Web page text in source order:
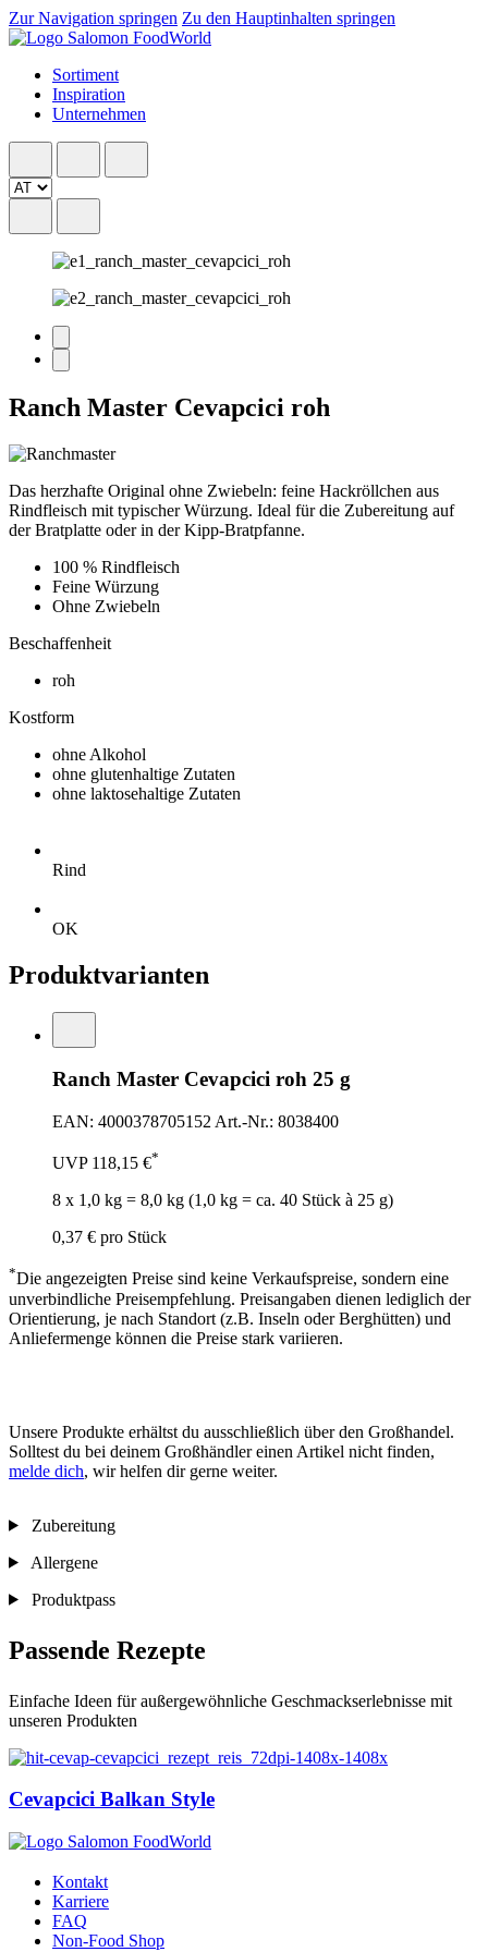
Zur Navigation springen Zu den Hauptinhalten springen
Sortiment
Inspiration
Unternehmen
Ranch Master Cevapcici roh
Das herzhafte Original ohne Zwiebeln: feine Hackröllchen aus
Rindfleisch mit typischer Würzung. Ideal für die Zubereitung auf
der Bratplatte oder in der Kipp-Bratpfanne.
100 % Rindfleisch
Feine Würzung
Ohne Zwiebeln
Beschaffenheit
roh
Kostform
ohne Alkohol
ohne glutenhaltige Zutaten
ohne laktosehaltige Zutaten
Rind
OK
Produktvarianten
Ranch Master Cevapcici roh 25 g
EAN: 4000378705152 Art.-Nr.: 8038400
UVP 118,15 €*
8 x 1,0 kg = 8,0 kg (1,0 kg = ca. 40 Stück à 25 g)
0,37 € pro Stück
*Die angezeigten Preise sind keine Verkaufspreise, sondern eine
unverbindliche Preisempfehlung. Preisangaben dienen lediglich der
Orientierung, je nach Standort (z.B. Inseln oder Berghütten) und
Anliefermenge können die Preise stark variieren.
Unsere Produkte erhältst du ausschließlich über den Großhandel.
Solltest du bei deinem Großhändler einen Artikel nicht finden,
melde dich, wir helfen dir gerne weiter.
Zubereitung
Allergene
Produktpass
Passende Rezepte
Einfache Ideen für außergewöhnliche Geschmackserlebnisse mit
unseren Produkten
Cevapcici Balkan Style
Kontakt
Karriere
FAQ
Non-Food Shop